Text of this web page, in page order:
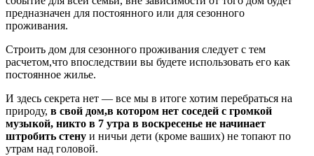
предназначен для постоянного или для сезонного
проживания.
Строить дом для сезонного проживания следует с тем
расчетом,что впоследствии вы будете использовать его как
постоянное жилье.
И здесь секрета нет — все мы в итоге хотим перебраться на
природу, в свой дом,в котором нет соседей с громкой
музыкой, никто в 7 утра в воскресенье не начинает
штробить стену и ничьи дети (кроме ваших) не топают по
утрам над головой.